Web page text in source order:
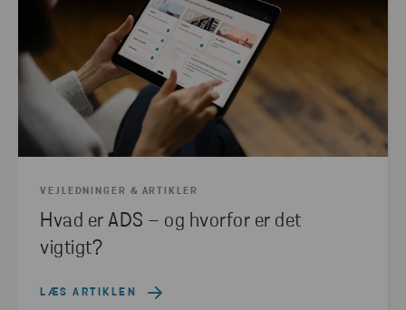
VEJLEDNINGER & ARTIKLER
Hvad er ADS – og hvorfor er det
vigtigt?
LÆS ARTIKLEN